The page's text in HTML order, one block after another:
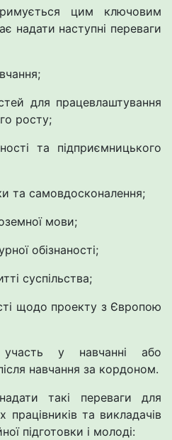
цим ключовим
надати наступні переваги
для працевлаштування
росту;
та підприємницького
та самовдосконалення;
мови;
обізнаності;
суспільства;
щодо проекту з Європою
у навчанні або
навчання за кордоном.
такі переваги для
працівників та викладачів
підготовки і молоді: